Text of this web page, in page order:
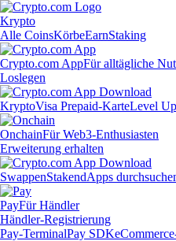
Krypto
Alle CoinsKörbeEarnStaking
Crypto.com AppFür alltägliche
Loslegen
KryptoVisa Prepaid-KarteLevel Up
OnchainFür Web3-Enthusiasten
Erweiterung erhalten
SwappenStakendApps
PayFür Händler
Händler-Registrierung
Pay-TerminalPay SDK